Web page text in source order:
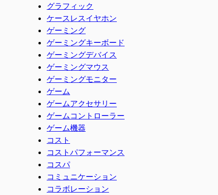
グラフィック
ケースレスイヤホン
ゲーミング
ゲーミングキーボード
ゲーミングデバイス
ゲーミングマウス
ゲーミングモニター
ゲーム
ゲームアクセサリー
ゲームコントローラー
ゲーム機器
コスト
コストパフォーマンス
コスパ
コミュニケーション
コラボレーション